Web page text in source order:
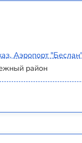
Аэропорт
район